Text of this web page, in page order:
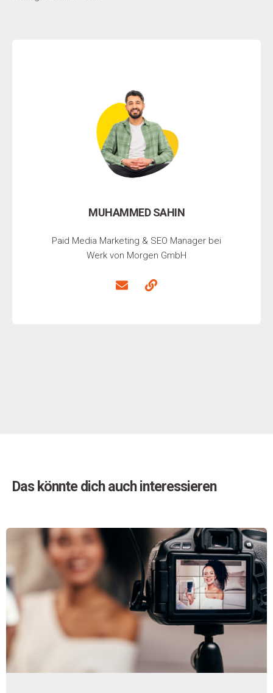
MUHAMMED SAHIN
Paid Media Marketing & SEO Manager bei
Werk von Morgen GmbH
Das könnte dich auch interessieren